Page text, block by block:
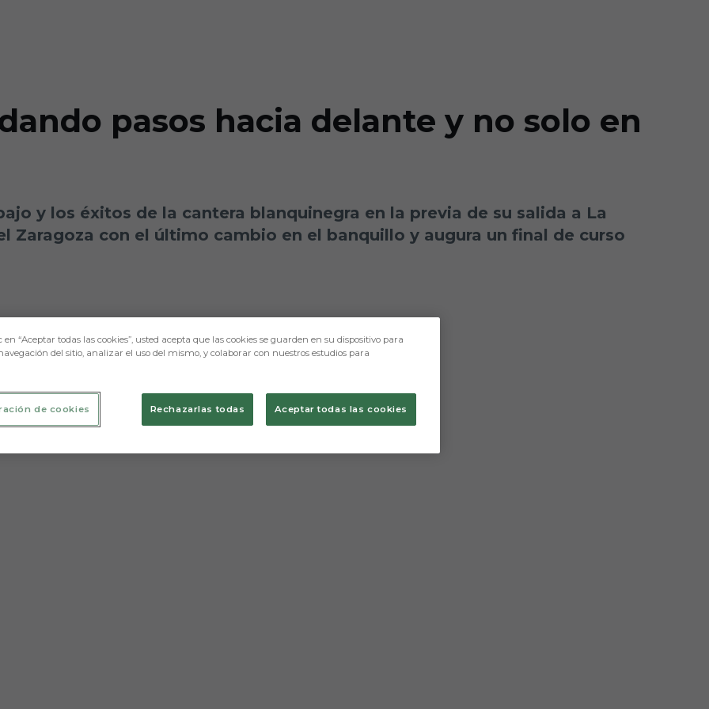
pasos hacia delante y no solo en
y los éxitos de la cantera blanquinegra en la previa de su salida a La
Zaragoza con el último cambio en el banquillo y augura un final de curso
“Aceptar todas las cookies”, usted acepta que las cookies se guarden en su dispositivo para
del sitio, analizar el uso del mismo, y colaborar con nuestros estudios para
Rechazarlas todas Aceptar todas las cookies
de cookies